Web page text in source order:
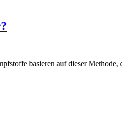
basieren auf dieser